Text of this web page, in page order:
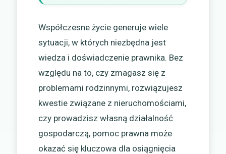
Współczesne życie generuje wiele
sytuacji, w których niezbędna jest
wiedza i doświadczenie prawnika. Bez
względu na to, czy zmagasz się z
problemami rodzinnymi, rozwiązujesz
kwestie związane z nieruchomościami,
czy prowadzisz własną działalność
gospodarczą, pomoc prawna może
okazać się kluczowa dla osiągnięcia